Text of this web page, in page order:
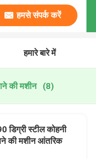
हमसे संपर्क करें
हमारे बारे में
की मशीन (8)
डिग्री स्टील कोहनी
की मशीन आंतरिक